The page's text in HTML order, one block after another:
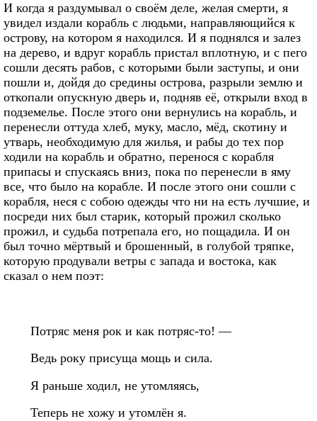
И когда я раздумывал о своём деле, желая смерти, я
увидел издали корабль с людьми, направляющийся к
острову, на котором я находился. И я поднялся и залез
на дерево, и вдруг корабль пристал вплотную, и с пего
сошли десять рабов, с которыми были заступы, и они
пошли и, дойдя до средины острова, разрыли землю и
откопали опускную дверь и, подняв её, открыли вход в
подземелье. После этого они вернулись на корабль, и
перенесли оттуда хлеб, муку, масло, мёд, скотину и
утварь, необходимую для жилья, и рабы до тех пор
ходили на корабль и обратно, перенося с корабля
припасы и спускаясь вниз, пока по перенесли в яму
все, что было на корабле. И после этого они сошли с
корабля, неся с собою одежды что ни на есть лучшие, и
посреди них был старик, который прожил сколько
прожил, и судьба потрепала его, но пощадила. И он
был точно мёртвый и брошенный, в голубой тряпке,
которую продували ветры с запада и востока, как
сказал о нем поэт:
Потряс меня рок и как потряс-то! —
Ведь року присуща мощь и сила.
Я раньше ходил, не утомляясь,
Теперь не хожу и утомлён я.